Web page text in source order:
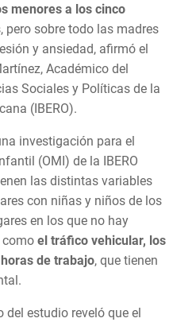
menores a los cinco
pero sobre todo las madres
y ansiedad, afirmó el
Académico del
Sociales y Políticas de la
(IBERO).
investigación para el
(OMI) de la IBERO
las distintas variables
con niñas y niños de los
en los que no hay
como el tráfico vehicular, los
de trabajo, que tienen
estudio reveló que el